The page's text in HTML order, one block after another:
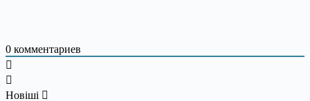
0 комментариев
Новіші